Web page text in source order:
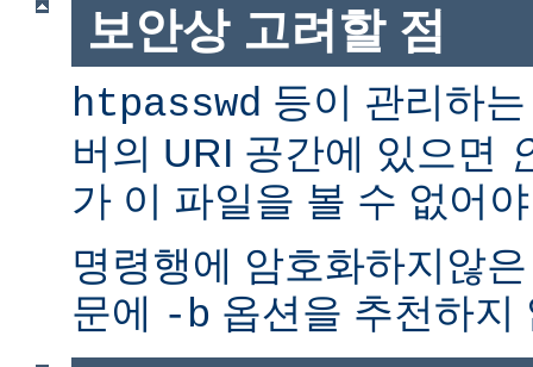
보안상 고려할 점
htpasswd 등이 관리하
버의 URI 공간에 있으면
가 이 파일을 볼 수 없어
명령행에 암호화하지않
문에 -b 옵션을 추천하지